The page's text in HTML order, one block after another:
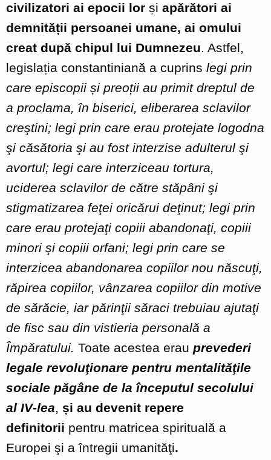
civilizatori ai epocii lor și apărători ai
demnității persoanei umane, ai omului
creat după chipul lui Dumnezeu. Astfel,
legislația constantiniană a cuprins legi prin
care episcopii și preoții au primit dreptul de
a proclama, în biserici, eliberarea sclavilor
creştini; legi prin care erau protejate logodna
şi căsătoria şi au fost interzise adulterul şi
avortul; legi care interziceau tortura,
uciderea sclavilor de către stăpâni şi
stigmatizarea feţei oricărui deţinut; legi prin
care erau protejaţi copiii abandonaţi, copiii
minori şi copiii orfani; legi prin care se
interzicea abandonarea copiilor nou născuţi,
răpirea copiilor, vânzarea copiilor din motive
de sărăcie, iar părinţii săraci trebuiau ajutaţi
de fisc sau din vistieria personală a
Împăratului. Toate acestea erau prevederi
legale revoluţionare pentru mentalităţile
sociale păgâne de la începutul secolului
al IV‐lea, și au devenit repere
definitorii pentru matricea spirituală a
Europei şi a întregii umanităţi.